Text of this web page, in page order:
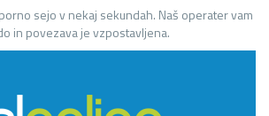
sejo v nekaj sekundah. Naš operater vam
in povezava je vzpostavljena.